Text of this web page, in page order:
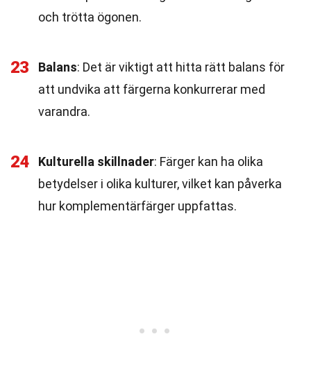
och trötta ögonen.
23 Balans: Det är viktigt att hitta rätt balans för
att undvika att färgerna konkurrerar med
varandra.
24 Kulturella skillnader: Färger kan ha olika
betydelser i olika kulturer, vilket kan påverka
hur komplementärfärger uppfattas.